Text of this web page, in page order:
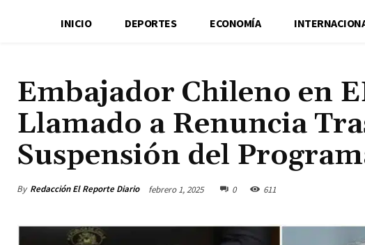
INICIO DEPORTES ECONOMÍA
Embajador Chileno en
Llamado a Renuncia
Suspensión del
By Redacción El Reporte Diario febrero 1, 2025 0 611